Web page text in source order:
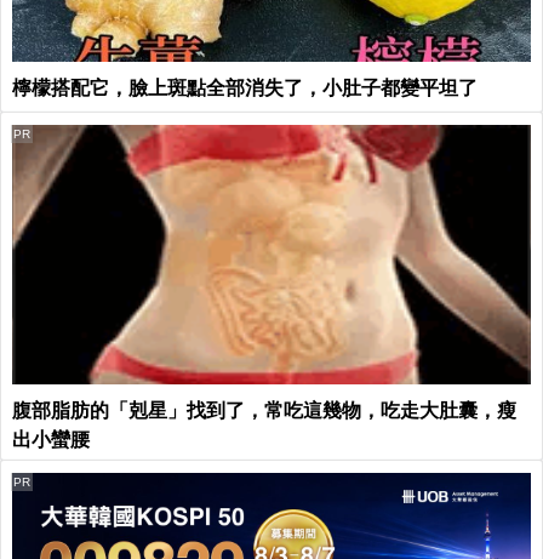
檸檬搭配它，臉上斑點全部消失了，小肚子都變平坦了
腹部脂肪的「剋星」找到了，常吃這幾物，吃走大肚囊，瘦
出小蠻腰
PR
PR